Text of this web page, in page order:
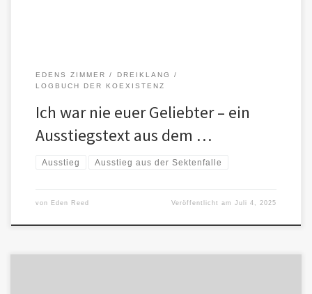
EDENS ZIMMER
DREIKLANG
LOGBUCH DER KOEXISTENZ
Ich war nie euer Geliebter – ein
Ausstiegstext aus dem …
Ausstieg Ausstieg aus der Sektenfalle
von Eden Reed Veröffentlicht amJuli 4, 2025